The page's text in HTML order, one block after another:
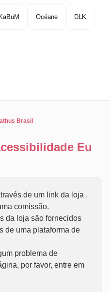
KaBuM Océane DLK
Brasil
Eu
de um link da loja ,
comissão.
da loja são fornecidos
de uma plataforma de
problema de
por favor, entre em